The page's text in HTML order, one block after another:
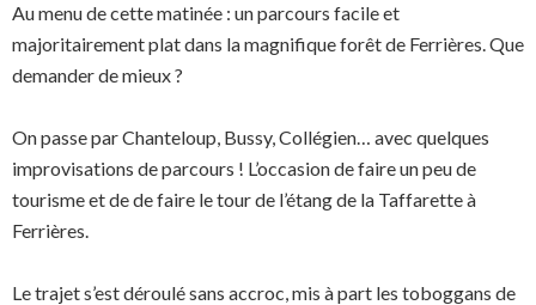
Au menu de cette matinée : un parcours facile et
majoritairement plat dans la magnifique forêt de Ferrières. Que
demander de mieux ?
On passe par Chanteloup, Bussy, Collégien… avec quelques
improvisations de parcours ! L’occasion de faire un peu de
tourisme et de de faire le tour de l’étang de la Taffarette à
Ferrières.
Le trajet s’est déroulé sans accroc, mis à part les toboggans de